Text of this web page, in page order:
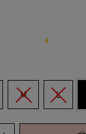
4
M L